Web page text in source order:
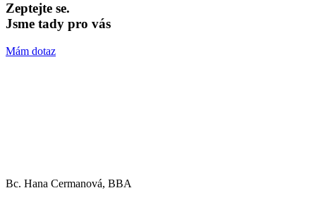
Zeptejte se.
Jsme tady pro vás
Mám dotaz
Bc. Hana Cermanová, BBA